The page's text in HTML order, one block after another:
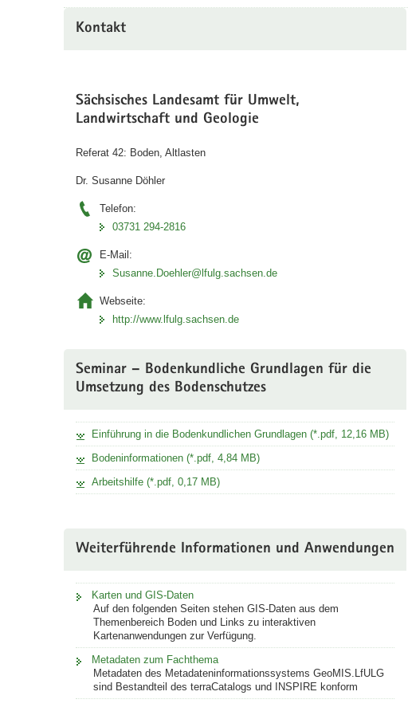
Kontakt
Sächsisches Landesamt für Umwelt,
Landwirtschaft und Geologie
Referat 42: Boden, Altlasten
Dr. Susanne Döhler
Telefon:
03731 294-2816
E-Mail:
Susanne.Doehler@lfulg.sachsen.de
Webseite:
http://www.lfulg.sachsen.de
Seminar – Bodenkundliche Grundlagen für die
Umsetzung des Bodenschutzes
Einführung in die Bodenkundlichen Grundlagen (*.pdf, 12,16 MB)
Bodeninformationen (*.pdf, 4,84 MB)
Arbeitshilfe (*.pdf, 0,17 MB)
Weiterführende Informationen und Anwendungen
Karten und GIS-Daten
Auf den folgenden Seiten stehen GIS-Daten aus dem
Themenbereich Boden und Links zu interaktiven
Kartenanwendungen zur Verfügung.
Metadaten zum Fachthema
Metadaten des Metadateninformationssystems GeoMIS.LfULG
sind Bestandteil des terraCatalogs und INSPIRE konform